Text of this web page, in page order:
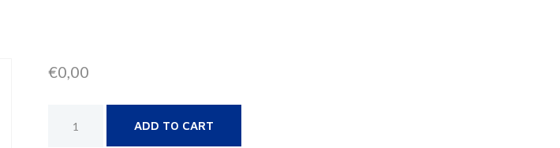
€0,00
ADD TO CART